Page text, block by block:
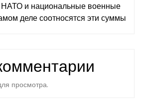
и национальные военные
деле соотносятся эти суммы
просмотра.